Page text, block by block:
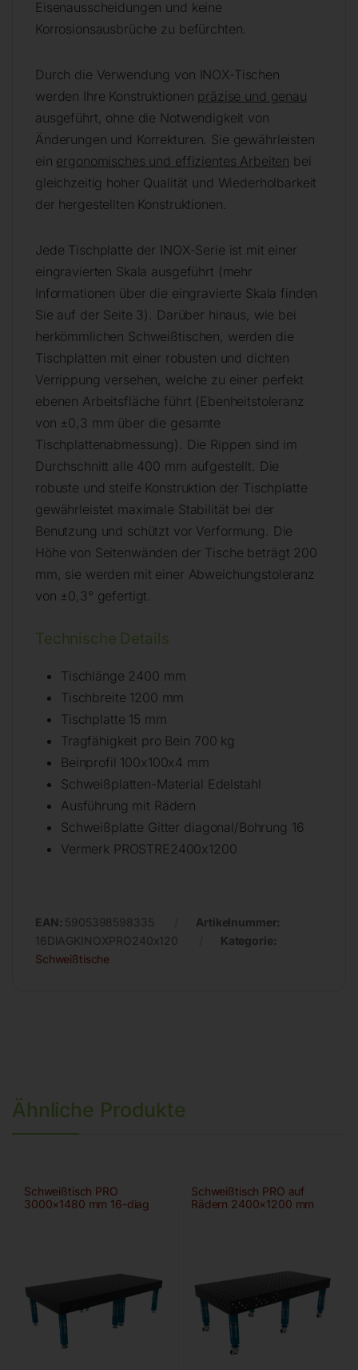
Eisenausscheidungen und keine
Korrosionsausbrüche zu befürchten.
Durch die Verwendung von INOX-Tischen
werden Ihre Konstruktionen präzise und genau
ausgeführt, ohne die Notwendigkeit von
Änderungen und Korrekturen. Sie gewährleisten
ein ergonomisches und effizientes Arbeiten bei
gleichzeitig hoher Qualität und Wiederholbarkeit
der hergestellten Konstruktionen.
Jede Tischplatte der INOX-Serie ist mit einer
eingravierten Skala ausgeführt (mehr
Informationen über die eingravierte Skala finden
Sie auf der Seite 3). Darüber hinaus, wie bei
herkömmlichen Schweißtischen, werden die
Tischplatten mit einer robusten und dichten
Verrippung versehen, welche zu einer perfekt
ebenen Arbeitsfläche führt (Ebenheitstoleranz
von ±0,3 mm über die gesamte
Tischplattenabmessung). Die Rippen sind im
Durchschnitt alle 400 mm aufgestellt. Die
robuste und steife Konstruktion der Tischplatte
gewährleistet maximale Stabilität bei der
Benutzung und schützt vor Verformung. Die
Höhe von Seitenwänden der Tische beträgt 200
mm, sie werden mit einer Abweichungstoleranz
von ±0,3° gefertigt.
Technische Details
Tischlänge 2400 mm
Tischbreite 1200 mm
Tischplatte 15 mm
Tragfähigkeit pro Bein 700 kg
Beinprofil 100x100x4 mm
Schweißplatten-Material Edelstahl
Ausführung mit Rädern
Schweißplatte Gitter diagonal/Bohrung 16
Vermerk PROSTRE2400x1200
EAN: 5905398598335
Artikelnummer:
16DIAGKINOXPRO240x120
Kategorie:
Schweißtische
Ähnliche Produkte
Schweißtisch PRO
3000×1480 mm 16-diag
Schweißtisch PRO auf
Rädern 2400×1200 mm